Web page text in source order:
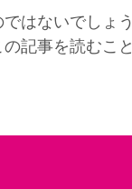
はないでしょう
記事を読むこと